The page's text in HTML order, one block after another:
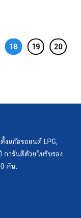
18 19
20
งแก๊สรถยนต์ LPG,
ารันตีด้วยใบรับรอง
คัน.